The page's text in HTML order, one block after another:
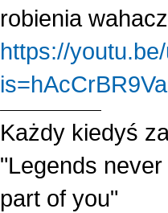
robienia
https://
Każdy kiedyś
"Legends
part of you"